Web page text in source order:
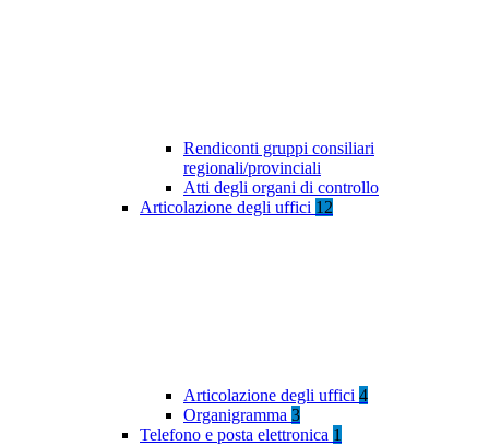
Rendiconti gruppi consiliari
regionali/provinciali
Atti degli organi di controllo
Articolazione degli uffici 12
Articolazione degli uffici 4
Organigramma 3
Telefono e posta elettronica 1